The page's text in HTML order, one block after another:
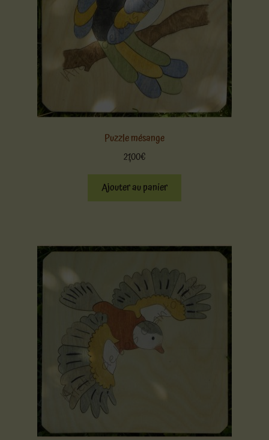
Puzzle mésange
21,00€
Ajouter au panier